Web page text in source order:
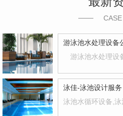
CASE
游泳池水处理设
泳佳-泳池设计服务
泳池水循环设备,泳